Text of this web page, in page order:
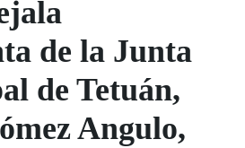
de la Junta
de Tetuán,
Angulo,